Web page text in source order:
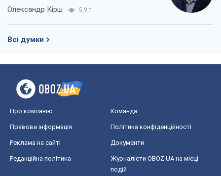
Олександр Кірш 5,9 т.
Всі думки
Про компанію Команда
Правова інформація Політика конфіденційності
Реклама на сайті Документи
Редакційна політика
Журналісти OBOZ.UA на місці
подій